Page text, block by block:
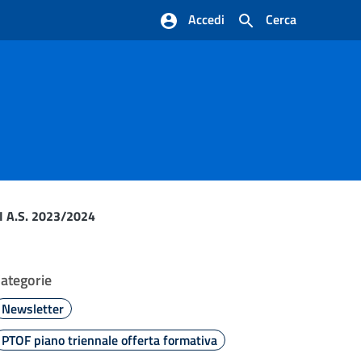
Cerca
Accedi
A.S. 2023/2024
Newsletter
PTOF piano triennale offerta formativa